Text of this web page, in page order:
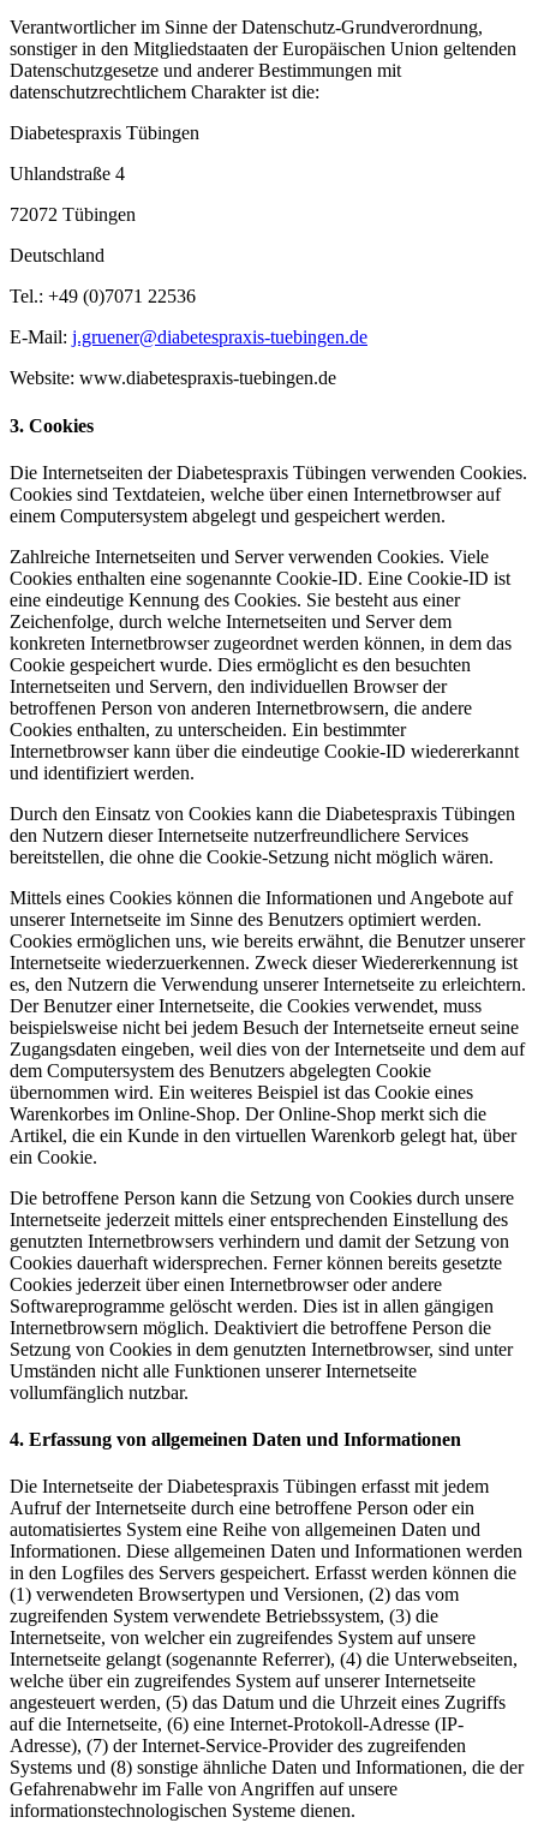
Verantwortlicher im Sinne der Datenschutz-Grundverordnung,
sonstiger in den Mitgliedstaaten der Europäischen Union geltenden
Datenschutzgesetze und anderer Bestimmungen mit
datenschutzrechtlichem Charakter ist die:
Diabetespraxis Tübingen
Uhlandstraße 4
72072 Tübingen
Deutschland
Tel.: +49 (0)7071 22536
E-Mail: j.gruener@diabetespraxis-tuebingen.de
Website: www.diabetespraxis-tuebingen.de
3. Cookies
Die Internetseiten der Diabetespraxis Tübingen verwenden Cookies.
Cookies sind Textdateien, welche über einen Internetbrowser auf
einem Computersystem abgelegt und gespeichert werden.
Zahlreiche Internetseiten und Server verwenden Cookies. Viele
Cookies enthalten eine sogenannte Cookie-ID. Eine Cookie-ID ist
eine eindeutige Kennung des Cookies. Sie besteht aus einer
Zeichenfolge, durch welche Internetseiten und Server dem
konkreten Internetbrowser zugeordnet werden können, in dem das
Cookie gespeichert wurde. Dies ermöglicht es den besuchten
Internetseiten und Servern, den individuellen Browser der
betroffenen Person von anderen Internetbrowsern, die andere
Cookies enthalten, zu unterscheiden. Ein bestimmter
Internetbrowser kann über die eindeutige Cookie-ID wiedererkannt
und identifiziert werden.
Durch den Einsatz von Cookies kann die Diabetespraxis Tübingen
den Nutzern dieser Internetseite nutzerfreundlichere Services
bereitstellen, die ohne die Cookie-Setzung nicht möglich wären.
Mittels eines Cookies können die Informationen und Angebote auf
unserer Internetseite im Sinne des Benutzers optimiert werden.
Cookies ermöglichen uns, wie bereits erwähnt, die Benutzer unserer
Internetseite wiederzuerkennen. Zweck dieser Wiedererkennung ist
es, den Nutzern die Verwendung unserer Internetseite zu erleichtern.
Der Benutzer einer Internetseite, die Cookies verwendet, muss
beispielsweise nicht bei jedem Besuch der Internetseite erneut seine
Zugangsdaten eingeben, weil dies von der Internetseite und dem auf
dem Computersystem des Benutzers abgelegten Cookie
übernommen wird. Ein weiteres Beispiel ist das Cookie eines
Warenkorbes im Online-Shop. Der Online-Shop merkt sich die
Artikel, die ein Kunde in den virtuellen Warenkorb gelegt hat, über
ein Cookie.
Die betroffene Person kann die Setzung von Cookies durch unsere
Internetseite jederzeit mittels einer entsprechenden Einstellung des
genutzten Internetbrowsers verhindern und damit der Setzung von
Cookies dauerhaft widersprechen. Ferner können bereits gesetzte
Cookies jederzeit über einen Internetbrowser oder andere
Softwareprogramme gelöscht werden. Dies ist in allen gängigen
Internetbrowsern möglich. Deaktiviert die betroffene Person die
Setzung von Cookies in dem genutzten Internetbrowser, sind unter
Umständen nicht alle Funktionen unserer Internetseite
vollumfänglich nutzbar.
4. Erfassung von allgemeinen Daten und Informationen
Die Internetseite der Diabetespraxis Tübingen erfasst mit jedem
Aufruf der Internetseite durch eine betroffene Person oder ein
automatisiertes System eine Reihe von allgemeinen Daten und
Informationen. Diese allgemeinen Daten und Informationen werden
in den Logfiles des Servers gespeichert. Erfasst werden können die
(1) verwendeten Browsertypen und Versionen, (2) das vom
zugreifenden System verwendete Betriebssystem, (3) die
Internetseite, von welcher ein zugreifendes System auf unsere
Internetseite gelangt (sogenannte Referrer), (4) die Unterwebseiten,
welche über ein zugreifendes System auf unserer Internetseite
angesteuert werden, (5) das Datum und die Uhrzeit eines Zugriffs
auf die Internetseite, (6) eine Internet-Protokoll-Adresse (IP-
Adresse), (7) der Internet-Service-Provider des zugreifenden
Systems und (8) sonstige ähnliche Daten und Informationen, die der
Gefahrenabwehr im Falle von Angriffen auf unsere
informationstechnologischen Systeme dienen.